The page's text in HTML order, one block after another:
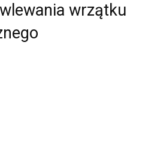
wrzątku